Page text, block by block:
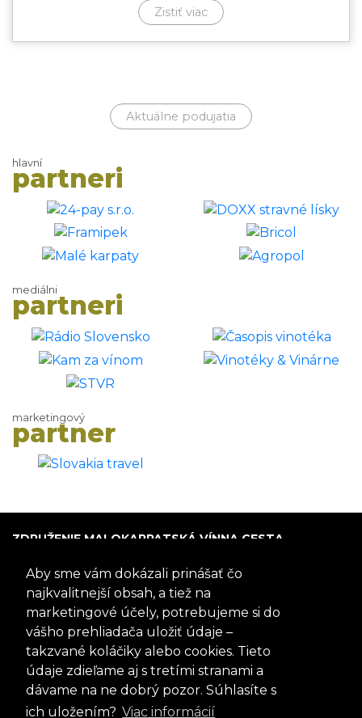
Aby sme vám dokázali prinášať čo
najkvalitnejší obsah, a tiež na
marketingové účely, potrebujeme si do
vášho prehliadača uložiť údaje –
takzvané koláčiky alebo cookies. Tieto
údaje zdieľame aj s tretími stranami a
dávame na ne dobrý pozor. Súhlasíte s
ich uložením? Viac informácií
Zistiť viac
Aktuálne podujatia
hlavní
partneri
mediálni
partneri
marketingový
partner
ZDRUŽENIE MALOKARPATSKÁ VÍNNA CESTA
900 01 Modra
Slovensko
IČO: 317 69 489
DIČ:202 0988 706
+421 905 467 745
mvc@mvc.sk
FACEBOOK